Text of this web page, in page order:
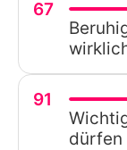
67
91
dürfen